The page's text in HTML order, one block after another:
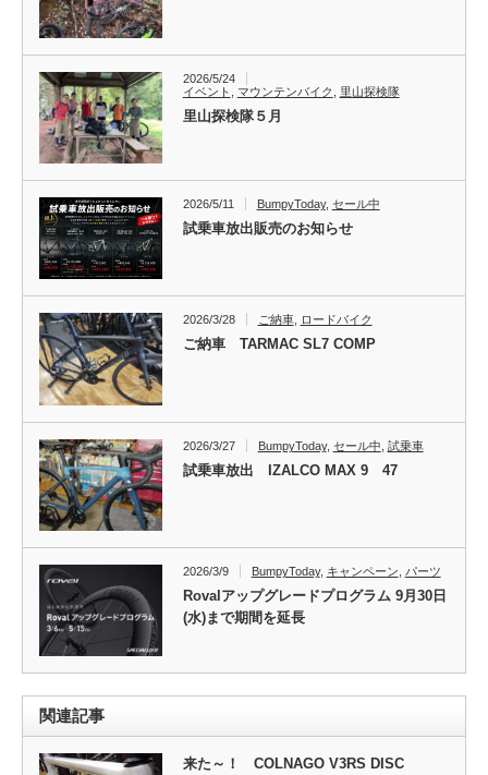
2026/5/24
イベント
マウンテンバイク 里山探検隊
里山探検隊５月
2026/5/11 BumpyToday, セール中
試乗車放出販売のお知らせ
2026/3/28 ご納車, ロードバイク
ご納車 TARMAC SL7 COMP
2026/3/27 BumpyToday, セール中 試乗車
試乗車放出 IZALCO MAX 9 47
2026/3/9 BumpyToday, キャンペーン パーツ
Rovalアップグレードプログラム 9月30日
(水)まで期間を延長
関連記事
来た～！ COLNAGO V3RS DISC